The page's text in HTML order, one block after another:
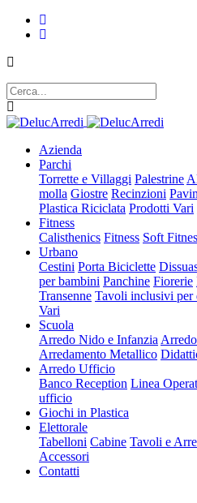
Azienda
Parchi
Torrette e Villaggi Palestrine
molla Giostre Recinzioni
Plastica Riciclata Prodotti Vari
Fitness
Calisthenics Fitness Soft
Urbano
Cestini Porta Biciclette
per bambini Panchine Fiorerie
Transenne Tavoli inclusivi per
Vari
Scuola
Arredo Nido e Infanzia
Arredamento Metallico
Arredo Ufficio
Banco Reception Linea
ufficio
Giochi in Plastica
Elettorale
Tabelloni Cabine Tavoli e
Accessori
Contatti